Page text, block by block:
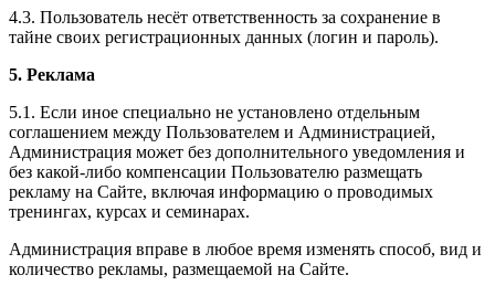
4.3. Пользователь несёт ответственность за сохранение в
тайне своих регистрационных данных (логин и пароль).
5. Реклама
5.1. Если иное специально не установлено отдельным
соглашением между Пользователем и Администрацией,
Администрация может без дополнительного уведомления и
без какой-либо компенсации Пользователю размещать
рекламу на Сайте, включая информацию о проводимых
тренингах, курсах и семинарах.
Администрация вправе в любое время изменять способ, вид и
количество рекламы, размещаемой на Сайте.